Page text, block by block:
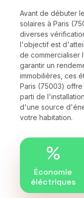
Avant de débuter
solaires à Paris
diverses
l'objectif est
de
garantir un
immobilières, ces
Paris (75003)
parti de
d'une source
votre habitation.
%
Économie
éléctriques